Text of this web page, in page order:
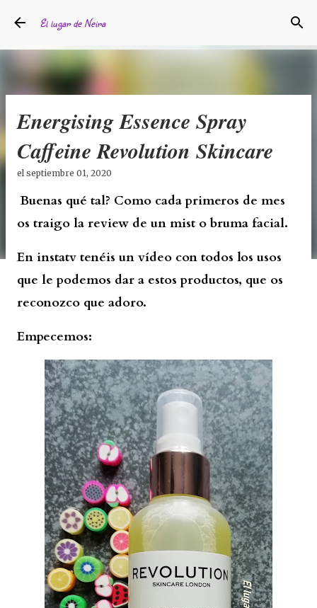
El lugar de Neira
Energising Essence Spray
Caffeine Revolution Skincare
el septiembre 01, 2020
Buenas qué tal? Como cada primeros de mes
os traigo la review de un mist o bruma facial.
En instatv tenéis un vídeo con todos los usos
que le podemos dar a estos productos, que os
reconozco que adoro.
Empecemos: